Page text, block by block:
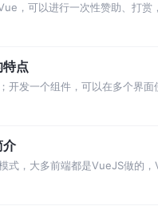
，可以进行一次性赞助、打
点
发一个组件，可以在多个界面
式，大多前端都是VueJS做的